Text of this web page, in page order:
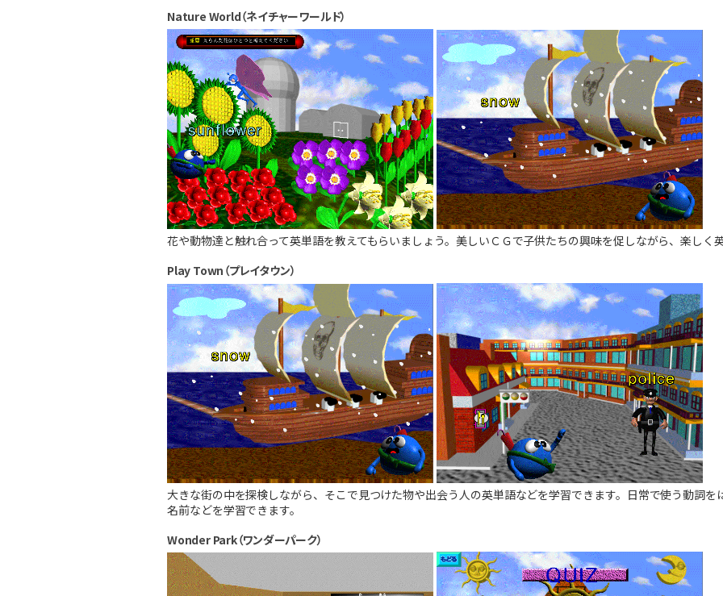
Nature World（ネイチャーワールド）
花や動物達と触れ合って英単語を教えてもらいましょう。美しいＣＧで子供たちの興味を促しながら、楽しく
Play Town（プレイタウン）
大きな街の中を探検しながら、そこで見つけた物や出会う人の英単語などを学習できます。日常で使う動詞を
名前などを学習できます。
Wonder Park（ワンダーパーク）